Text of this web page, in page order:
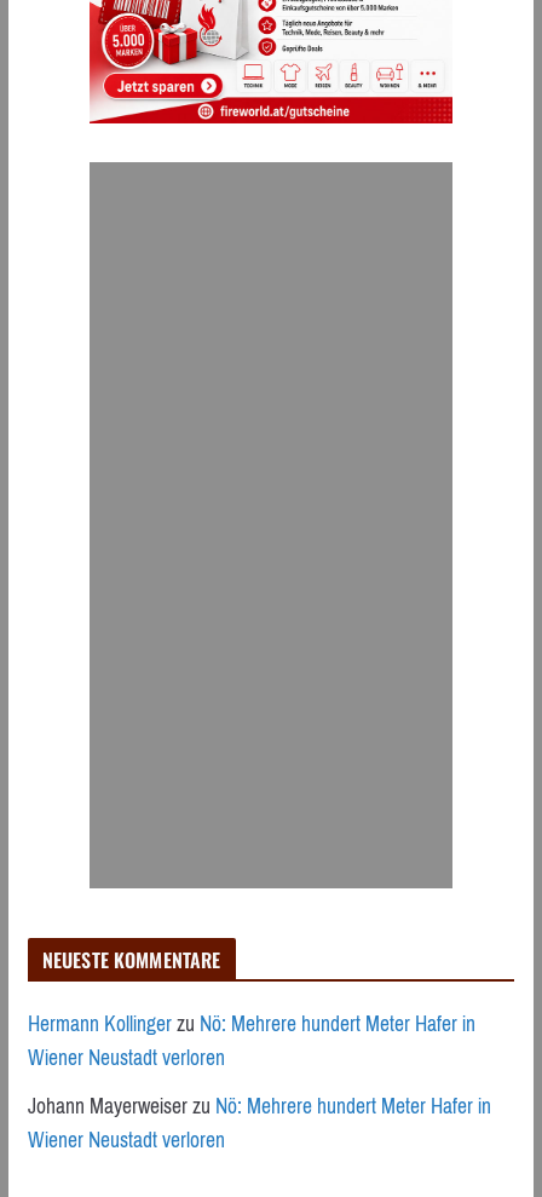
NEUESTE KOMMENTARE
Hermann KollingerzuNö: Mehrere hundert Meter Hafer in
Wiener Neustadt verloren
Johann MayerweiserzuNö: Mehrere hundert Meter Hafer in
Wiener Neustadt verloren